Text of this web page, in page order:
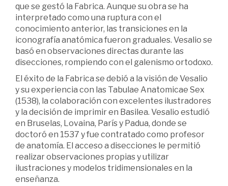
que se gestó la Fabrica. Aunque su obra se ha
interpretado como una ruptura con el
conocimiento anterior, las transiciones en la
iconografía anatómica fueron graduales. Vesalio se
basó en observaciones directas durante las
disecciones, rompiendo con el galenismo ortodoxo.
El éxito de la Fabrica se debió a la visión de Vesalio
y su experiencia con las Tabulae Anatomicae Sex
(1538), la colaboración con excelentes ilustradores
y la decisión de imprimir en Basilea. Vesalio estudió
en Bruselas, Lovaina, París y Padua, donde se
doctoró en 1537 y fue contratado como profesor
de anatomía. El acceso a disecciones le permitió
realizar observaciones propias y utilizar
ilustraciones y modelos tridimensionales en la
enseñanza.